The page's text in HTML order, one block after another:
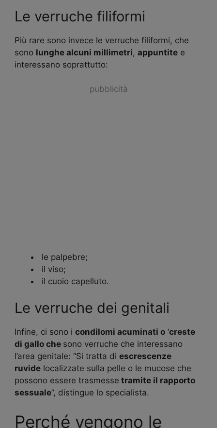
Le verruche filiformi
Più rare sono invece le verruche filiformi, che
sono lunghe alcuni millimetri, appuntite e
interessano soprattutto:
pubblicità
le palpebre;
il viso;
il cuoio capelluto.
Le verruche dei genitali
Infine, ci sono i condilomi acuminati o ‘creste
di gallo che sono verruche che interessano
l’area genitale: “Si tratta di escrescenze
ruvide localizzate sulla pelle o le mucose che
possono essere trasmesse tramite il rapporto
sessuale”, distingue lo specialista.
Perché vengono le